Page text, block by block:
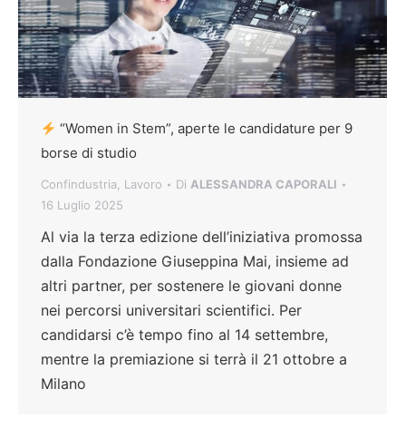
“Women in Stem”, aperte le candidature per 9
borse di studio
Confindustria Lavoro Di ALESSANDRA CAPORALI
16 Luglio 2025
Al via la terza edizione dell’iniziativa promossa
dalla Fondazione Giuseppina Mai, insieme ad
altri partner, per sostenere le giovani donne
nei percorsi universitari scientifici. Per
candidarsi c’è tempo fino al 14 settembre,
mentre la premiazione si terrà il 21 ottobre a
Milano